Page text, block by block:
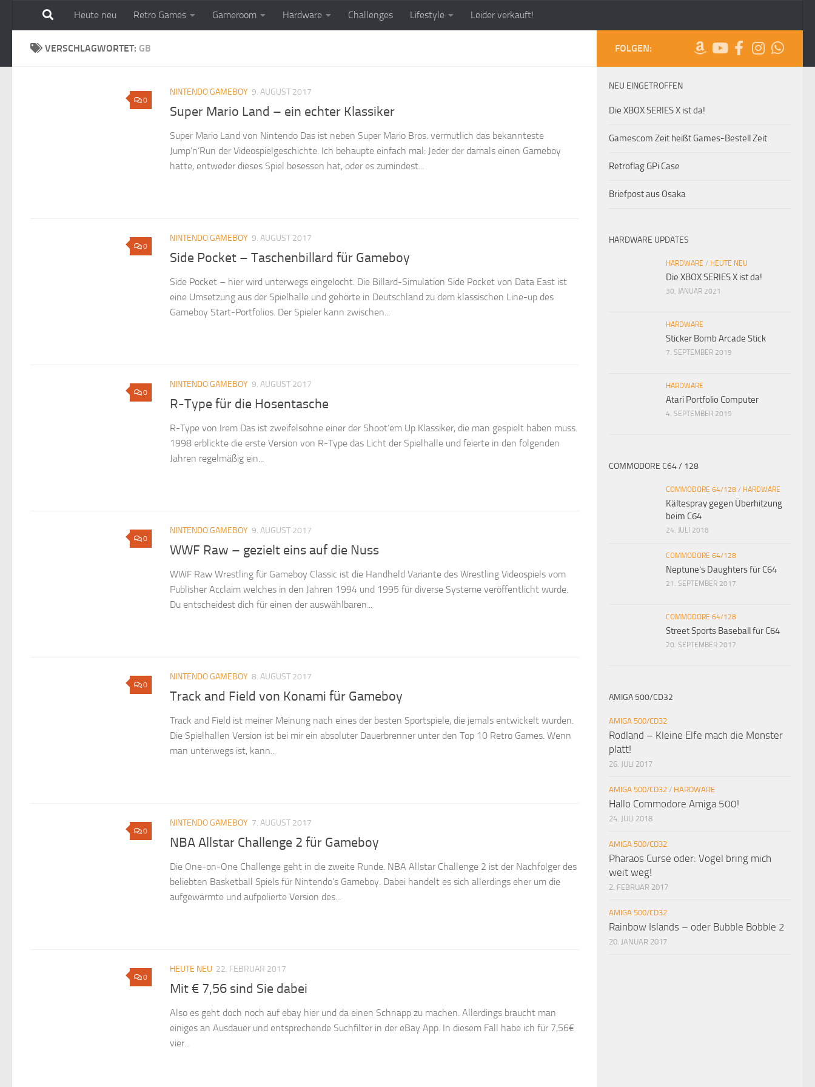
Zum Inhalt springen
Heute neu Retro Games Gameroom Hardware Challenges Lifestyle Leider verkauft!
VERSCHLAGWORTET: GB
0
NINTENDO GAMEBOY 9. AUGUST 2017
Super Mario Land – ein echter Klassiker
Super Mario Land von Nintendo Das ist neben Super Mario Bros. vermutlich das bekannteste
Jump’n’Run der Videospielgeschichte. Ich behaupte einfach mal: Jeder der damals einen Gameboy
hatte, entweder dieses Spiel besessen hat, oder es zumindest...
0
NINTENDO GAMEBOY 9. AUGUST 2017
Side Pocket – Taschenbillard für Gameboy
Side Pocket – hier wird unterwegs eingelocht. Die Billard-Simulation Side Pocket von Data East ist
eine Umsetzung aus der Spielhalle und gehörte in Deutschland zu dem klassischen Line-up des
Gameboy Start-Portfolios. Der Spieler kann zwischen...
0
NINTENDO GAMEBOY 9. AUGUST 2017
R-Type für die Hosentasche
R-Type von Irem Das ist zweifelsohne einer der Shoot’em Up Klassiker, die man gespielt haben muss.
1998 erblickte die erste Version von R-Type das Licht der Spielhalle und feierte in den folgenden
Jahren regelmäßig ein...
0
NINTENDO GAMEBOY 9. AUGUST 2017
WWF Raw – gezielt eins auf die Nuss
WWF Raw Wrestling für Gameboy Classic ist die Handheld Variante des Wrestling Videospiels vom
Publisher Acclaim welches in den Jahren 1994 und 1995 für diverse Systeme veröffentlicht wurde.
Du entscheidest dich für einen der auswählbaren...
0
NINTENDO GAMEBOY 8. AUGUST 2017
Track and Field von Konami für Gameboy
Track and Field ist meiner Meinung nach eines der besten Sportspiele, die jemals entwickelt wurden.
Die Spielhallen Version ist bei mir ein absoluter Dauerbrenner unter den Top 10 Retro Games. Wenn
man unterwegs ist, kann...
0
NINTENDO GAMEBOY 7. AUGUST 2017
NBA Allstar Challenge 2 für Gameboy
Die One-on-One Challenge geht in die zweite Runde. NBA Allstar Challenge 2 ist der Nachfolger des
beliebten Basketball Spiels für Nintendo’s Gameboy. Dabei handelt es sich allerdings eher um die
aufgewärmte und aufpolierte Version des...
0
HEUTE NEU 22. FEBRUAR 2017
Mit € 7,56 sind Sie dabei
Also es geht doch noch auf ebay hier und da einen Schnapp zu machen. Allerdings braucht man
einiges an Ausdauer und entsprechende Suchfilter in der eBay App. In diesem Fall habe ich für 7,56€
vier...
FOLGEN:
NEU EINGETROFFEN
Die XBOX SERIES X ist da!
Gamescom Zeit heißt Games-Bestell Zeit
Retroflag GPi Case
Briefpost aus Osaka
HARDWARE UPDATES
HARDWARE / HEUTE NEU
Die XBOX SERIES X ist da!
30. JANUAR 2021
HARDWARE
Sticker Bomb Arcade Stick
7. SEPTEMBER 2019
HARDWARE
Atari Portfolio Computer
4. SEPTEMBER 2019
COMMODORE C64 / 128
COMMODORE 64/128 / HARDWARE
Kältespray gegen Überhitzung
beim C64
24. JULI 2018
COMMODORE 64/128
Neptune’s Daughters für C64
21. SEPTEMBER 2017
COMMODORE 64/128
Street Sports Baseball für C64
20. SEPTEMBER 2017
AMIGA 500/CD32
AMIGA 500/CD32
Rodland – Kleine Elfe mach die Monster
platt!
26. JULI 2017
AMIGA 500/CD32 / HARDWARE
Hallo Commodore Amiga 500!
24. JULI 2018
AMIGA 500/CD32
Pharaos Curse oder: Vogel bring mich
weit weg!
2. FEBRUAR 2017
AMIGA 500/CD32
Rainbow Islands – oder Bubble Bobble 2
20. JANUAR 2017